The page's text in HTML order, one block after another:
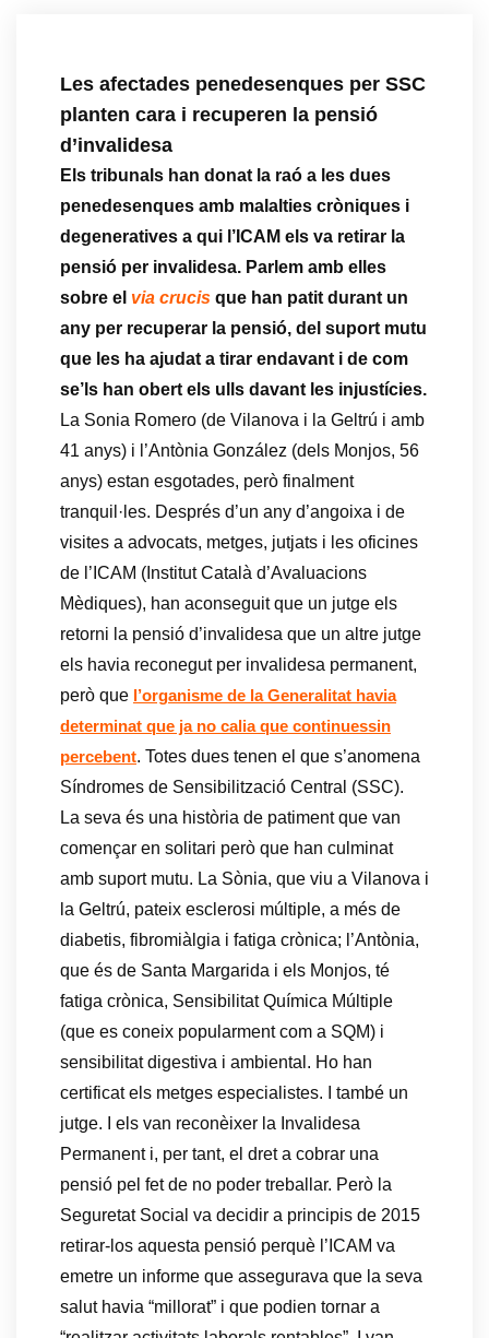
Les afectades penedesenques per SSC
planten cara i recuperen la pensió
d’invalidesa
Els tribunals han donat la raó a les dues
penedesenques amb malalties cròniques i
degeneratives a qui l’ICAM els va retirar la
pensió per invalidesa. Parlem amb elles
sobre el via crucis que han patit durant un
any per recuperar la pensió, del suport mutu
que les ha ajudat a tirar endavant i de com
se’ls han obert els ulls davant les injustícies.
La Sonia Romero (de Vilanova i la Geltrú i amb
41 anys) i l’Antònia González (dels Monjos, 56
anys) estan esgotades, però finalment
tranquil·les. Després d’un any d’angoixa i de
visites a advocats, metges, jutjats i les oficines
de l’ICAM (Institut Català d’Avaluacions
Mèdiques), han aconseguit que un jutge els
retorni la pensió d’invalidesa que un altre jutge
els havia reconegut per invalidesa permanent,
però que l’organisme de la Generalitat havia
determinat que ja no calia que continuessin
percebent. Totes dues tenen el que s’anomena
Síndromes de Sensibilització Central (SSC).
La seva és una història de patiment que van
començar en solitari però que han culminat
amb suport mutu. La Sònia, que viu a Vilanova i
la Geltrú, pateix esclerosi múltiple, a més de
diabetis, fibromiàlgia i fatiga crònica; l’Antònia,
que és de Santa Margarida i els Monjos, té
fatiga crònica, Sensibilitat Química Múltiple
(que es coneix popularment com a SQM) i
sensibilitat digestiva i ambiental. Ho han
certificat els metges especialistes. I també un
jutge. I els van reconèixer la Invalidesa
Permanent i, per tant, el dret a cobrar una
pensió pel fet de no poder treballar. Però la
Seguretat Social va decidir a principis de 2015
retirar-los aquesta pensió perquè l’ICAM va
emetre un informe que assegurava que la seva
salut havia “millorat” i que podien tornar a